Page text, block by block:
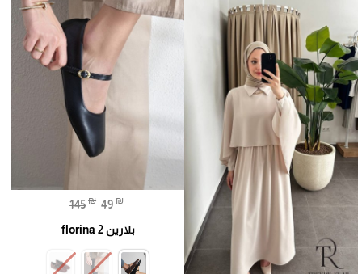
145 ₪ 49 ₪
بلارين florina 2